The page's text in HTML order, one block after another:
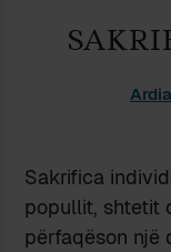
Sakrifica
popullit, shtetit
përfaqëson një